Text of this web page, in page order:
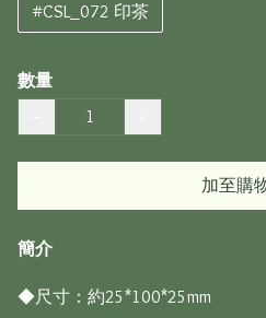
#CSL_072 印茶
數量
加至購
簡介
◆尺寸：約25*100*25mm